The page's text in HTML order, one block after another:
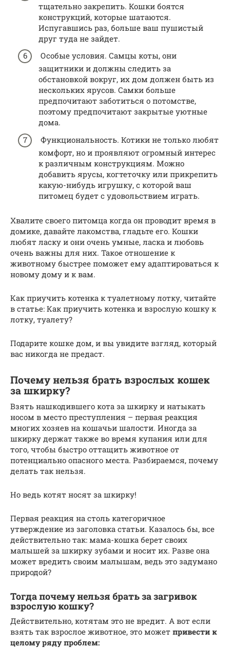
тщательно закрепить. Кошки боятся
конструкций, которые шатаются.
Испугавшись раз, больше ваш пушистый
друг туда не зайдет.
Особые условия. Самцы коты, они
защитники и должны следить за
обстановкой вокруг, их дом должен быть из
нескольких ярусов. Самки больше
предпочитают заботиться о потомстве,
поэтому предпочитают закрытые уютные
дома.
Функциональность. Котики не только любят
комфорт, но и проявляют огромный интерес
к различным конструкциям. Можно
добавить ярусы, когтеточку или прикрепить
какую-нибудь игрушку, с которой ваш
питомец будет с удовольствием играть.
Хвалите своего питомца когда он проводит время в
домике, давайте лакомства, гладьте его. Кошки
любят ласку и они очень умные, ласка и любовь
очень важны для них. Такое отношение к
животному быстрее поможет ему адаптироваться к
новому дому и к вам.
Как приучить котенка к туалетному лотку, читайте
в статье: Как приучить котенка и взрослую кошку к
лотку, туалету?
Подарите кошке дом, и вы увидите взгляд, который
вас никогда не предаст.
Почему нельзя брать взрослых кошек
за шкирку?
Взять нашкодившего кота за шкирку и натыкать
носом в место преступления – первая реакция
многих хозяев на кошачьи шалости. Иногда за
шкирку держат также во время купания или для
того, чтобы быстро оттащить животное от
потенциально опасного места. Разбираемся, почему
делать так нельзя.
Но ведь котят носят за шкирку!
Первая реакция на столь категоричное
утверждение из заголовка статьи. Казалось бы, все
действительно так: мама-кошка берет своих
малышей за шкирку зубами и носит их. Разве она
может вредить своим малышам, ведь это задумано
природой?
Тогда почему нельзя брать за загривок
взрослую кошку?
Действительно, котятам это не вредит. А вот если
взять так взрослое животное, это может привести к
целому ряду проблем: